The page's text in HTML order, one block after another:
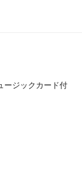
ージックカード付